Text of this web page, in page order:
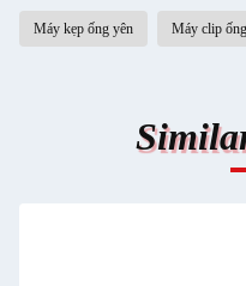
Máy kẹp ống yên Máy clip